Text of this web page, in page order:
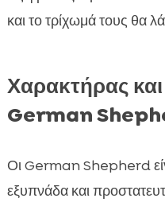
και το τρίχωμά τους θα
Χαρακτήρας
German
Οι German Shepherd
εξυπνάδα και